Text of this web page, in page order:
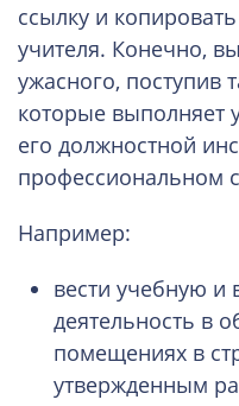
ссылку и
учителя. Конечно,
ужасного, поступив
которые выполняет
его должностной
профессиональном
Например:
вести учебную и
деятельность в
помещениях в
утвержденным